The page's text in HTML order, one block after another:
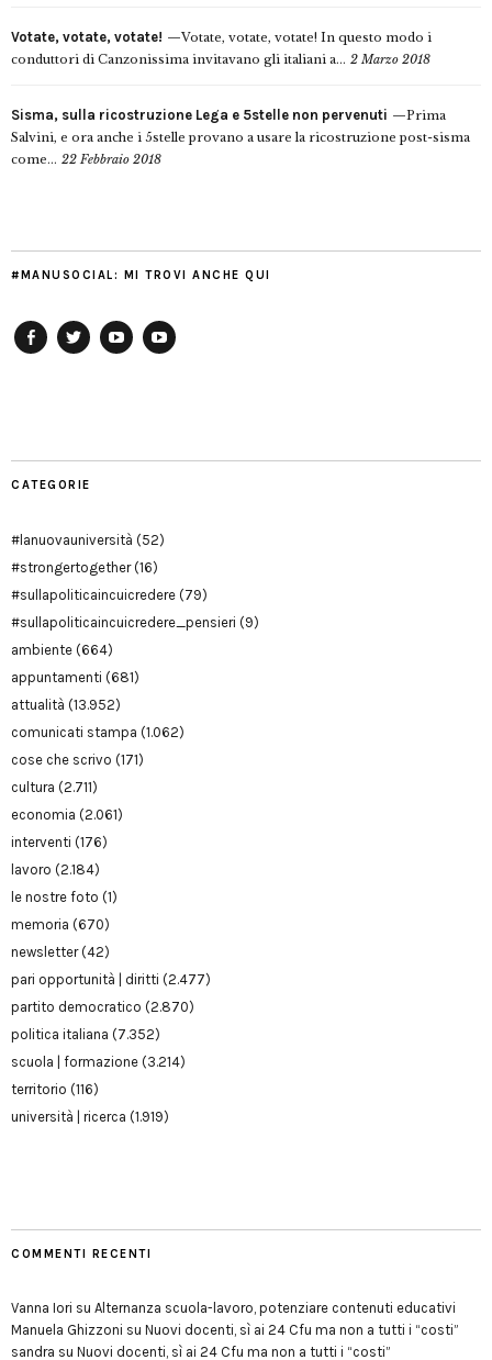
Votate, votate, votate!
Votate, votate, votate! In questo modo i
conduttori di Canzonissima invitavano gli italiani a... 2 Marzo 2018
Sisma, sulla ricostruzione Lega e 5stelle non pervenuti
Prima
Salvini, e ora anche i 5stelle provano a usare la ricostruzione post-sisma
come... 22 Febbraio 2018
#MANUSOCIAL: MI TROVI ANCHE QUI
CATEGORIE
#lanuovauniversità (52)
#strongertogether(16)
#sullapoliticaincuicredere (79)
#sullapoliticaincuicredere_pensieri (9)
ambiente (664)
appuntamenti (681)
attualità (13.952)
comunicati stampa (1.062)
cose che scrivo (171)
cultura (2.711)
economia (2.061)
interventi (176)
lavoro (2.184)
le nostre foto (1)
memoria (670)
newsletter(42)
pari opportunità | diritti (2.477)
partito democratico (2.870)
politica italiana (7.352)
scuola | formazione (3.214)
territorio (116)
università | ricerca (1.919)
COMMENTI RECENTI
Vanna Iori su Alternanza scuola-lavoro, potenziare contenuti educativi
Manuela Ghizzoni su Nuovi docenti, sì ai 24 Cfu ma non a tutti i “costi”
sandra su Nuovi docenti, sì ai 24 Cfu ma non a tutti i “costi”